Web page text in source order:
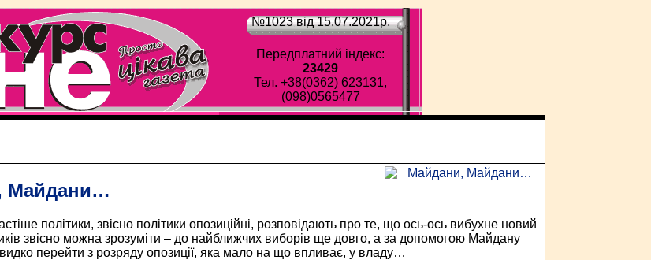
№1023 від 15.07.2021p.
Передплатний індекс:
23429
Тел. +38(0362) 623131,
(098)0565477
Майдани…
політики, звісно політики опозиційні, розповідають про те, що ось-ось вибухне новий
звісно можна зрозуміти – до найближчих виборів ще довго, а за допомогою Майдану
перейти з розряду опозиції, яка мало на що впливає, у владу…